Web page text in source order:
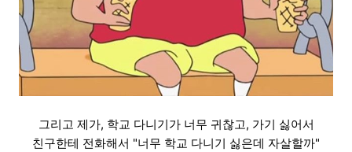
그리고 제가, 학교 다니기가 너무 귀찮고, 가기 싫어서
친구한테 전화해서 "너무 학교 다니기 싫은데 자살할까"